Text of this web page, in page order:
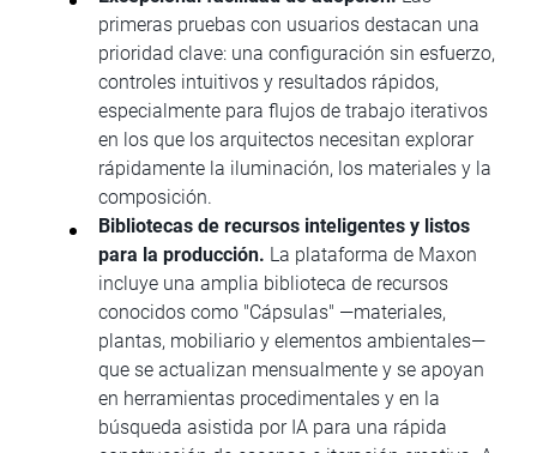
primeras pruebas con usuarios destacan una
prioridad clave: una configuración sin esfuerzo,
controles intuitivos y resultados rápidos,
especialmente para flujos de trabajo iterativos
en los que los arquitectos necesitan explorar
rápidamente la iluminación, los materiales y la
composición.
Bibliotecas de recursos inteligentes y listos
para la producción. La plataforma de Maxon
incluye una amplia biblioteca de recursos
conocidos como "Cápsulas" —materiales,
plantas, mobiliario y elementos ambientales—
que se actualizan mensualmente y se apoyan
en herramientas procedimentales y en la
búsqueda asistida por IA para una rápida